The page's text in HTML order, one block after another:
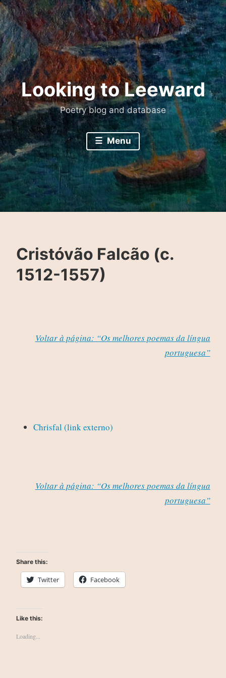
Skip
to
content
Looking to Leeward
Poetry blog and database
Menu
Cristóvão Falcão (c.
1512-1557)
Voltar à página: “Os melhores poemas da língua
portuguesa”
Chrisfal (link externo)
Voltar à página: “Os melhores poemas da língua
portuguesa”
Share this:
Twitter Facebook
Like this:
Loading...